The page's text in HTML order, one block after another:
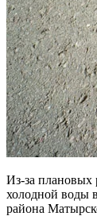
Из-за плановых
холодной воды
района